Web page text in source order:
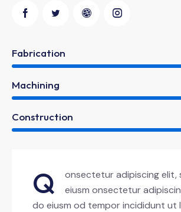
Fabrication
Machining
Construction
Q
onsectetur adipiscing elit,
eiusm onsectetur
do eiusm od tempor incididunt ut